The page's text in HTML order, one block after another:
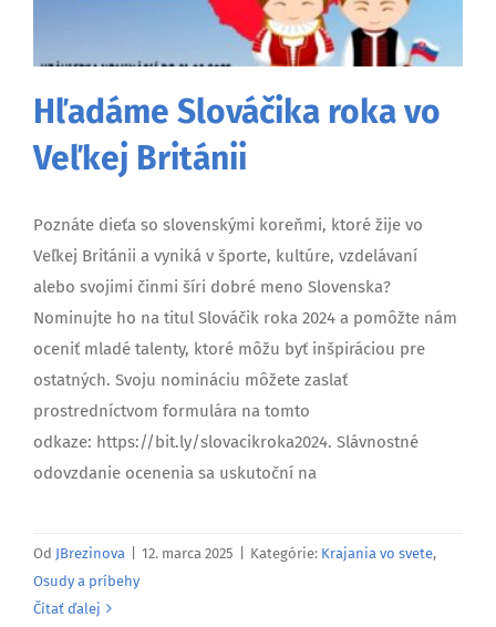
Hľadáme Slováčika roka vo
Veľkej Británii
Poznáte dieťa so slovenskými koreňmi, ktoré žije vo
Veľkej Británii a vyniká v športe, kultúre, vzdelávaní
alebo svojimi činmi šíri dobré meno Slovenska?
Nominujte ho na titul Slováčik roka 2024 a pomôžte nám
oceniť mladé talenty, ktoré môžu byť inšpiráciou pre
ostatných. Svoju nomináciu môžete zaslať
prostredníctvom formulára na tomto
odkaze: https://bit.ly/slovacikroka2024. Slávnostné
odovzdanie ocenenia sa uskutoční na
Od JBrezinova 12. marca 2025 Kategórie: Krajania vo svete,
Osudy a príbehy
Čítať ďalej